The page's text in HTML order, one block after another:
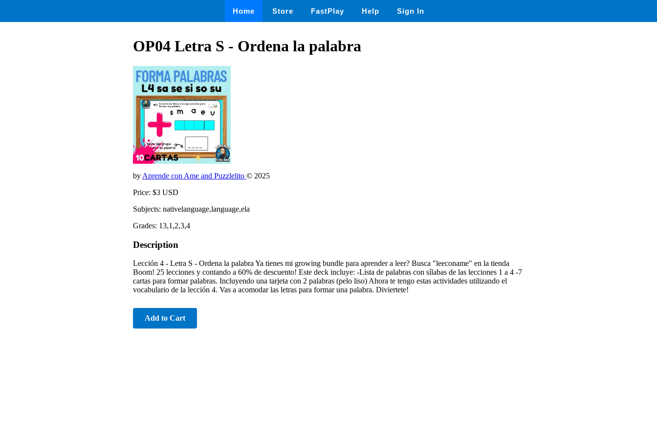
Home Store FastPlay Help Sign In
OP04 Letra S - Ordena la palabra
by Aprende con Ame and Puzzlelito © 2025
Price: $3 USD
Subjects: nativelanguage,language,ela
Grades: 13,1,2,3,4
Description
Lección 4 - Letra S - Ordena la palabra Ya tienes mi growing bundle para aprender a leer? Busca "leeconame" en la tienda
Boom! 25 lecciones y contando a 60% de descuento! Este deck incluye: -Lista de palabras con sílabas de las lecciones 1 a 4 -7
cartas para formar palabras. Incluyendo una tarjeta con 2 palabras (pelo liso) Ahora te tengo estas actividades utilizando el
vocabulario de la lección 4. Vas a acomodar las letras para formar una palabra. Diviertete!
Add to Cart